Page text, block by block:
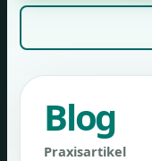
Blog
Praxisartikel